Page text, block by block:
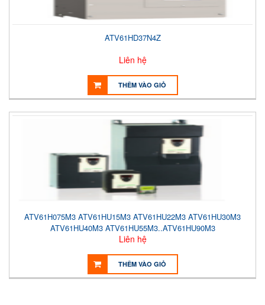
ATV61HD37N4Z
Liên hệ
THÊM VÀO GIỎ
ATV61H075M3 ATV61HU15M3 ATV61HU22M3 ATV61HU30M3
ATV61HU40M3 ATV61HU55M3..ATV61HU90M3
Liên hệ
THÊM VÀO GIỎ